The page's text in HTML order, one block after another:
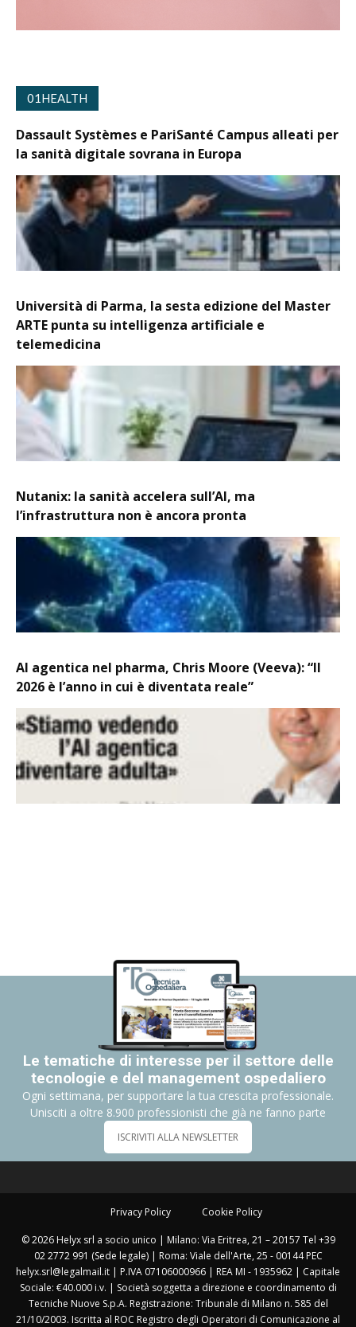
01HEALTH
Dassault Systèmes e PariSanté Campus alleati per
la sanità digitale sovrana in Europa
Università di Parma, la sesta edizione del Master
ARTE punta su intelligenza artificiale e
telemedicina
Nutanix: la sanità accelera sull’AI, ma
l’infrastruttura non è ancora pronta
AI agentica nel pharma, Chris Moore (Veeva): “Il
2026 è l’anno in cui è diventata reale”
Le tematiche di interesse per il settore delle
tecnologie e del management ospedaliero
Ogni settimana, per supportare la tua crescita professionale.
Unisciti a oltre 8.900 professionisti che già ne fanno parte
ISCRIVITI ALLA NEWSLETTER
Privacy Policy Cookie Policy
© 2026 Helyx srl a socio unico | Milano: Via Eritrea, 21 – 20157 Tel +39
02 2772 991 (Sede legale) | Roma: Viale dell'Arte, 25 - 00144 PEC
helyx.srl@legalmail.it | P.IVA 07106000966 | REA MI - 1935962 | Capitale
Sociale: €40.000 i.v. | Società soggetta a direzione e coordinamento di
Tecniche Nuove S.p.A. Registrazione: Tribunale di Milano n. 585 del
21/10/2003. Iscritta al ROC Registro degli Operatori di Comunicazione al